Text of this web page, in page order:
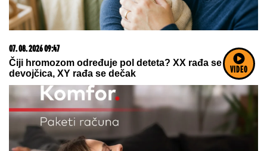
VIDEO
06. 08. 2026 07:08
Evo u kojim banjama važi vaučer od 10.000 dinara -
kompletan spisak destinacija u Srbiji